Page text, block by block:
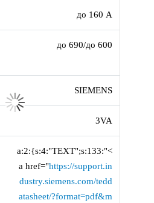
до 160 А
до 690/до 600
SIEMENS
3VA
a:2:{s:4:"TEXT";s:133:"<
a href="https://support.in
dustry.siemens.com/tedd
atasheet/?format=pdf&m